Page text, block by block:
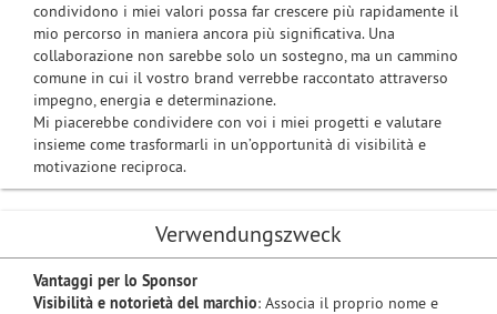
condividono i miei valori possa far crescere più rapidamente il
mio percorso in maniera ancora più significativa. Una
collaborazione non sarebbe solo un sostegno, ma un cammino
comune in cui il vostro brand verrebbe raccontato attraverso
impegno, energia e determinazione.
Mi piacerebbe condividere con voi i miei progetti e valutare
insieme come trasformarli in un’opportunità di visibilità e
motivazione reciproca.
Verwendungszweck
Vantaggi per lo Sponsor
Visibilità e notorietà del marchio: Associa il proprio nome e